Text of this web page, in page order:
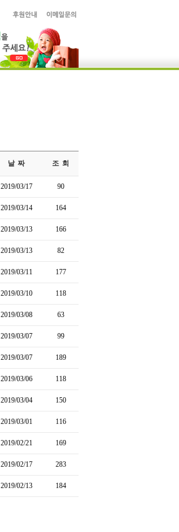
날 짜 조 회
2019/03/17 90
2019/03/14 164
2019/03/13 166
2019/03/13 82
2019/03/11 177
2019/03/10 118
2019/03/08 63
2019/03/07 99
2019/03/07 189
2019/03/06 118
2019/03/04 150
2019/03/01 116
2019/02/21 169
2019/02/17 283
2019/02/13 184